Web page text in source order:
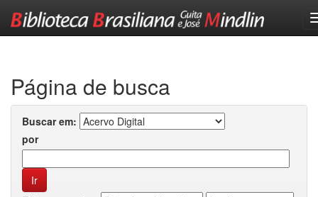
Página de busca
Buscar em:
por